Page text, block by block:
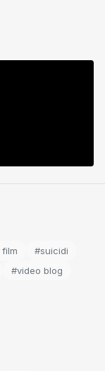
#suicidi
#video blog